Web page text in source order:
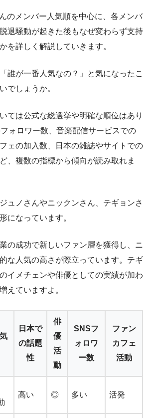
のメンバー人気順を中心に、各メンバ
退騒動が起きた後もなぜ変わらず支持
を詳しく解説していきます。
誰が一番人気なの？」と気になったこ
でしょうか。
ては公式な総選挙や明確な順位はあり
ォロワー数、音楽配信サービスでの
ェの加入数、日本の雑誌やサイトでの
、複数の指標から傾向が読み取れま
ュノさんやニックンさん、テギョンさ
になっています。
の成功で新しいファン層を獲得し、ニ
な人気の高さが際立っています。テギ
イメチェンや俳優としての実績が加わ
えていますよ。
日本で
の話題
性
俳
優
活
動
SNSフ
ォロワ
ー数
ファン
カフェ
活動
高い ◎ 多い 活発